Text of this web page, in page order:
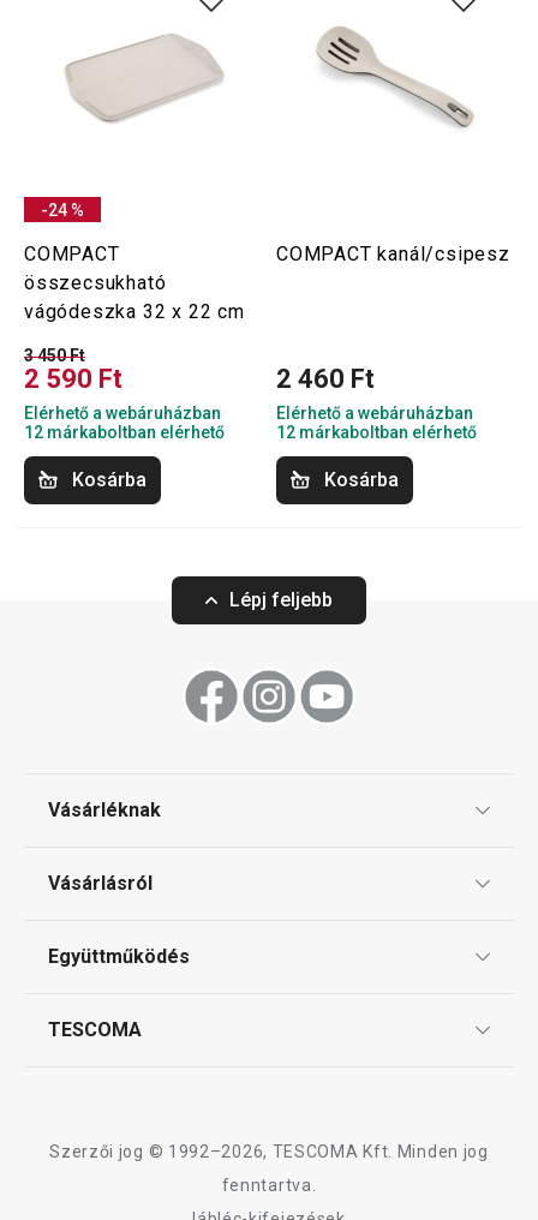
-24 %
COMPACT
összecsukható
vágódeszka 32 x 22 cm
3 450 Ft
2 590 Ft
Elérhető a webáruházban
12 márkaboltban elérhető
Kosárba
COMPACT kanál/csipesz
2 460 Ft
Elérhető a webáruházban
12 márkaboltban elérhető
Kosárba
Lépj feljebb
Vásárléknak
Gyakori kérdések
Vásárlásról
Reklamáció és termékvisszaküldés
Együttműködés
TESCOMA
Szerzői jog © 1992–2026, TESCOMA Kft. Minden jog
fenntartva.